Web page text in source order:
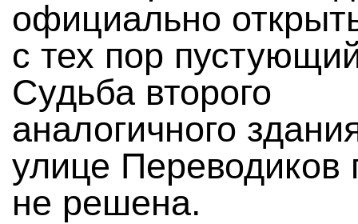
официально
с тех пор
Судьба второго
аналогичного
улице Переводиков
не решена.